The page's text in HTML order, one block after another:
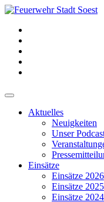
Aktuelles
Neuigkeiten
Unser
Einsätze
Einsätze 2026
Einsätze 2025
Einsätze 2024